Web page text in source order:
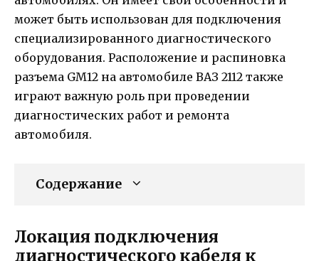
может быть использован для подключения
специализированного диагностического
оборудования. Расположение и распиновка
разъема GM12 на автомобиле ВАЗ 2112 также
играют важную роль при проведении
диагностических работ и ремонта
автомобиля.
Содержание
Локация подключения
диагностического кабеля к